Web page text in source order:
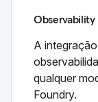
Observability
A
qualquer
Foundry.